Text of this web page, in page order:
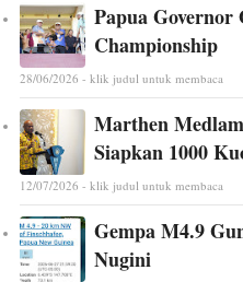
Papua Governor
Championship
28/06/2026 - klik judul untuk membaca
Marthen
Siapkan 1000
12/07/2026 - klik judul untuk membaca
Gempa M4.9
Nugini